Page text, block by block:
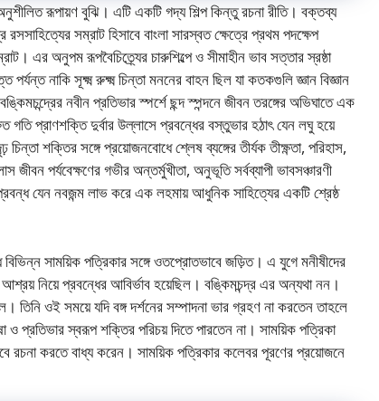
রূপায়ণ বুঝি। এটি একটি গদ্য শিল্প কিন্তু রচনা রীতি। বক্তব্য
সম্রাট হিসাবে বাংলা সারস্বত ক্ষেত্রে প্রথম পদক্ষেপ
এর অনুপম রূপবৈচিত্র্যের চারুশিল্পে ও সীমাহীন ভাব সত্তার স্রষ্ঠা
নাকি সূক্ষ্ম রুক্ষ্ম চিন্তা মননের বাহন ছিল যা কতকগুলি জ্ঞান বিজ্ঞান
নবীন প্রতিভার স্পর্শে ছন্দ স্পন্দনে জীবন তরঙ্গের অভিঘাতে এক
গতি প্রাণশক্তি দুর্বার উল্লাসে প্রবন্ধের বস্তুভার হঠাৎ যেন লঘু হয়ে
শক্তির সঙ্গে প্রয়োজনবোধে শ্লেষ ব্যঙ্গের তীর্যক তীক্ষ্ণতা, পরিহাস,
পর্যবেক্ষণের গভীর অন্তর্মুখীতা, অনুভূতি সর্বব্যাপী ভাবসঞ্চারণী
যেন নবজন্ম লাভ করে এক লহমায় আধুনিক সাহিত্যের একটি শ্রেষ্ঠ
সাময়িক পত্রিকার সঙ্গে ওতপ্রোতভাবে জড়িত। এ যুগে মনীষীদের
নিয়ে প্রবন্ধের আবির্ভাব হয়েছিল। বঙ্কিমচন্দ্র এর অন্যথা নন।
তিনি ওই সময়ে যদি বঙ্গ দর্শনের সম্পাদনা ভার গ্রহণ না করতেন তাহলে
ও প্রতিভার স্বরূপ শক্তির পরিচয় দিতে পারতেন না। সাময়িক পত্রিকা
রচনা করতে বাধ্য করেন। সাময়িক পত্রিকার কলেবর পূরণের প্রয়োজনে